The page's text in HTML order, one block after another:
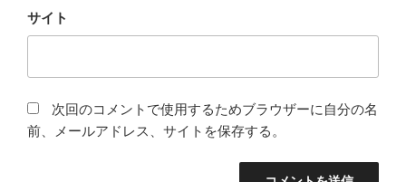
サイト
次回のコメントで使用するためブラウザーに自分の名
前、メールアドレス、サイトを保存する。